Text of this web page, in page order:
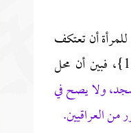
أن تعتكف
{البقرة:187}، فبين أن محل
ولا يصح في
العراقيين.